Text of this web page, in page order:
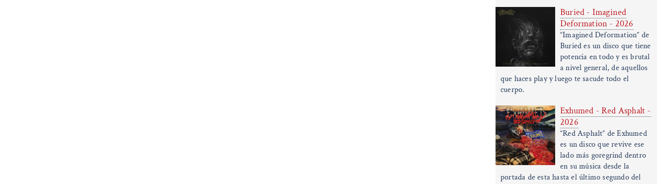
Buried - Imagined
Deformation - 2026
“Imagined Deformation” de
Buried es un disco que tiene
potencia en todo y es brutal
a nivel general, de aquellos
que haces play y luego te sacude todo el
cuerpo.
Exhumed - Red Asphalt -
2026
“Red Asphalt” de Exhumed
es un disco que revive ese
lado más goregrind dentro
en su música desde la
portada de esta hasta el último segundo del